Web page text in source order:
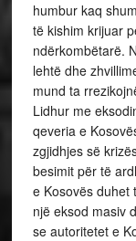
humbur kaq
të kishim krijuar
ndërkombëtarë.
lehtë dhe
mund ta
Lidhur me
qeveria e
zgjidhjes së
besimit për të
e Kosovës duhet
një eksod masiv
se autoritetet e